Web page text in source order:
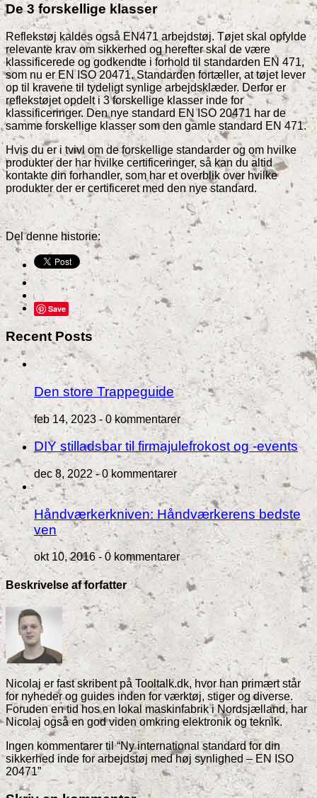
De 3 forskellige klasser
Reflekstøj kaldes også EN471 arbejdstøj. Tøjet skal opfylde
relevante krav om sikkerhed og herefter skal de være
klassificerede og godkendte i forhold til standarden EN 471,
som nu er EN ISO 20471. Standarden fortæller, at tøjet lever
op til kravene til tydeligt synlige arbejdsklæder. Derfor er
reflekstøjet opdelt i 3 forskellige klasser inde for
klassificeringer. Den nye standard EN ISO 20471 har de
samme forskellige klasser som den gamle standard EN 471.
Hvis du er i tvivl om de forskellige standarder og om hvilke
produkter der har hvilke certificeringer, så kan du altid
kontakte din forhandler, som har et overblik over hvilke
produkter der er certificeret med den nye standard.
Del denne historie:
Save
Recent Posts
Den store Trappeguide
feb 14, 2023 - 0 kommentarer
DIY stilladsbar til firmajulefrokost og -events
dec 8, 2022 -0 kommentarer
Håndværkerkniven: Håndværkerens bedste
ven
okt 10, 2016 - 0 kommentarer
Beskrivelse af forfatter
Nicolaj er fast skribent på Tooltalk.dk, hvor han primært står
for nyheder og guides inden for værktøj, stiger og diverse.
Foruden en tid hos en lokal maskinfabrik i Nordsjælland, har
Nicolaj også en god viden omkring elektronik og teknik.
Ingen kommentarer til “Ny international standard for din
sikkerhed inde for arbejdstøj med høj synlighed – EN ISO
20471”